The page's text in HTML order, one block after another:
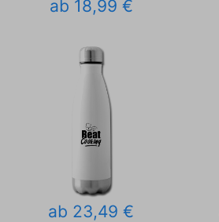
ab 18,99 €
ab 23,49 €